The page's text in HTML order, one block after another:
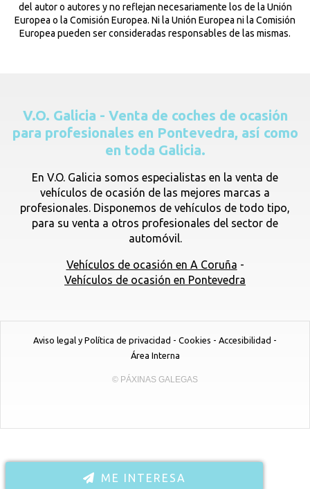
del autor o autores y no reflejan necesariamente los de la Unión
Europea o la Comisión Europea. Ni la Unión Europea ni la Comisión
Europea pueden ser consideradas responsables de las mismas.
V.O. Galicia - Venta de coches de ocasión
para profesionales en Pontevedra, así como
en toda Galicia.
En V.O. Galicia somos especialistas en la venta de
vehículos de ocasión de las mejores marcas a
profesionales. Disponemos de vehículos de todo tipo,
para su venta a otros profesionales del sector de
automóvil.
Vehículos de ocasión en A Coruña -
Vehículos de ocasión en Pontevedra
Aviso legal y Política de privacidad - Cookies - Accesibilidad -
Área Interna
© PÁXINAS GALEGAS